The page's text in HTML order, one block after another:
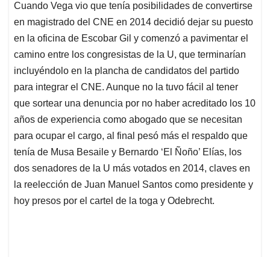
Cuando Vega vio que tenía posibilidades de convertirse
en magistrado del CNE en 2014 decidió dejar su puesto
en la oficina de Escobar Gil y comenzó a pavimentar el
camino entre los congresistas de la U, que terminarían
incluyéndolo en la plancha de candidatos del partido
para integrar el CNE. Aunque no la tuvo fácil al tener
que sortear una denuncia por no haber acreditado los 10
años de experiencia como abogado que se necesitan
para ocupar el cargo, al final pesó más el respaldo que
tenía de Musa Besaile y Bernardo ‘El Ñoño’ Elías, los
dos senadores de la U más votados en 2014, claves en
la reelección de Juan Manuel Santos como presidente y
hoy presos por el cartel de la toga y Odebrecht.